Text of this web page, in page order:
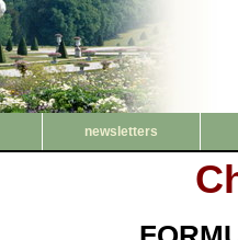
newsletters